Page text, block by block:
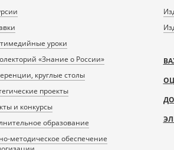
уроки
«Знание о России»
круглые столы
проекты
и конкурсы
образование
методическое обеспечение